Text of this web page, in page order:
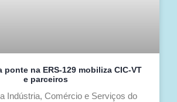
ponte na ERS-129 mobiliza CIC-VT
e parceiros
Indústria, Comércio e Serviços do